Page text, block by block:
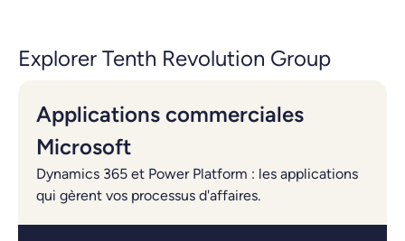
Explorer Tenth Revolution Group
Applications commerciales
Microsoft
Dynamics 365 et Power Platform : les applications
qui gèrent vos processus d'affaires.